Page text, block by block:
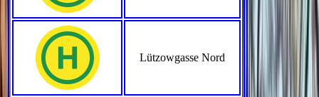
Lützowgasse Nord